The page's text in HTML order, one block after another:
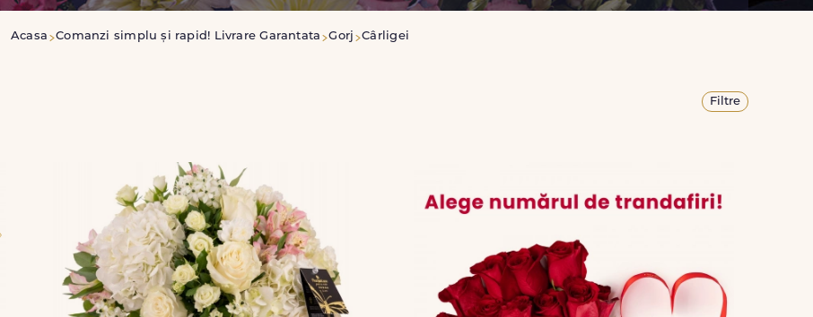
Acasa Comanzi simplu și rapid! Livrare Garantata Gorj Cârligei
Filtre